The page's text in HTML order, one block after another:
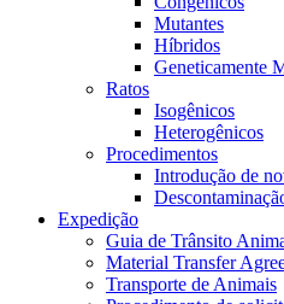
Mutantes
Híbridos
Geneticamente
Ratos
Isogênicos
Heterogênicos
Procedimentos
Introdução de
Expedição
Guia de Trânsito
Material Transfer
Transporte de Animais